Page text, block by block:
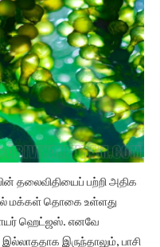
தலைவிதியைப் பற்றி அதிக
மக்கள் தொகை உள்ளது
ஹெட்ஜஸ். எனவே
இல்லாததாக இருந்தாலும், பாசி